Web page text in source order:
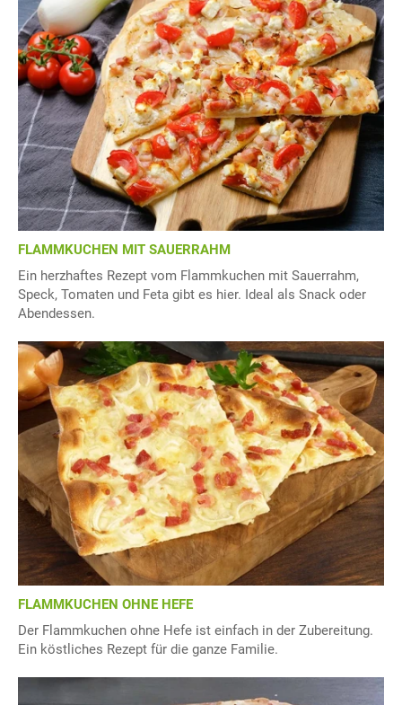
FLAMMKUCHEN MIT SAUERRAHM
Ein herzhaftes Rezept vom Flammkuchen mit Sauerrahm,
Speck, Tomaten und Feta gibt es hier. Ideal als Snack oder
Abendessen.
FLAMMKUCHEN OHNE HEFE
Der Flammkuchen ohne Hefe ist einfach in der Zubereitung.
Ein köstliches Rezept für die ganze Familie.